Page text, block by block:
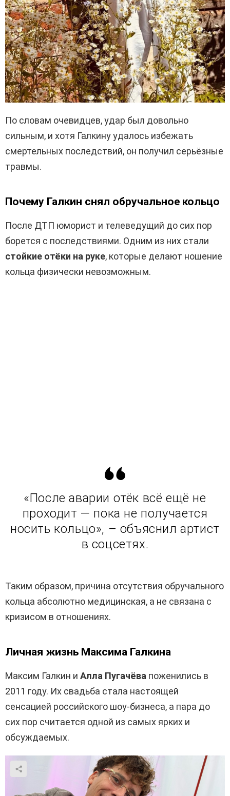
По словам очевидцев, удар был довольно
сильным, и хотя Галкину удалось избежать
смертельных последствий, он получил серьёзные
травмы.
Почему Галкин снял обручальное кольцо
После ДТП юморист и телеведущий до сих пор
борется с последствиями. Одним из них стали
стойкие отёки на руке, которые делают ношение
кольца физически невозможным.
«После аварии отёк всё ещё не
проходит — пока не получается
носить кольцо», – объяснил артист
в соцсетях.
Таким образом, причина отсутствия обручального
кольца абсолютно медицинская, а не связана с
кризисом в отношениях.
Личная жизнь Максима Галкина
Максим Галкин и Алла Пугачёва поженились в
2011 году. Их свадьба стала настоящей
сенсацией российского шоу-бизнеса, а пара до
сих пор считается одной из самых ярких и
обсуждаемых.